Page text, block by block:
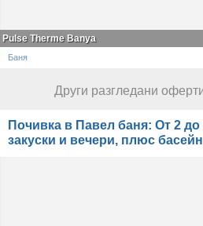
Pulse Therme Banya
Баня
Други разгледани
Почивка в Павел баня: От 2
закуски и вечери, плюс